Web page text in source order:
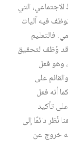
التي
فيه آليات
فالتعليم
قد وُظف لتحقيق
وهو فعل
على
أنه فعل
تأكيد
نُظر دائمًا إلى
خروج عن